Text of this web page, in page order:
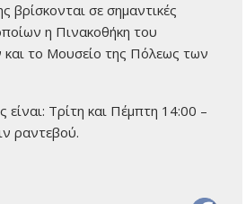
βρίσκονται σε σημαντικές
η Πινακοθήκη του
το Μουσείο της Πόλεως των
είναι: Τρίτη και Πέμπτη 14:00 –
ραντεβού.